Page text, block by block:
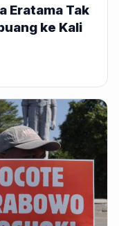
Eratama Tak
ke Kali